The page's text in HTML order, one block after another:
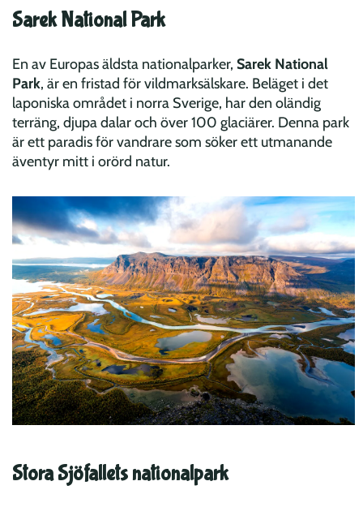
Sarek National Park
En av Europas äldsta nationalparker, Sarek National
Park, är en fristad för vildmarksälskare. Beläget i det
laponiska området i norra Sverige, har den oländig
terräng, djupa dalar och över 100 glaciärer. Denna park
är ett paradis för vandrare som söker ett utmanande
äventyr mitt i orörd natur.
Stora Sjöfallets nationalpark